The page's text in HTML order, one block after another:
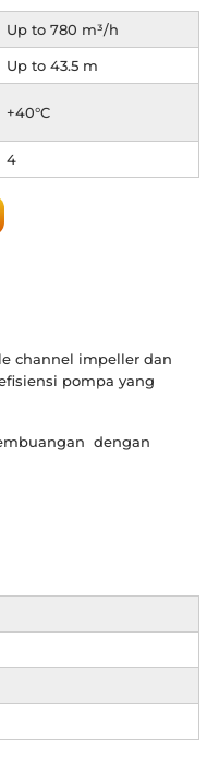
Up to 780 m³/h
Up to 43.5 m
+40°C
4
channel impeller dan
pompa yang
dengan